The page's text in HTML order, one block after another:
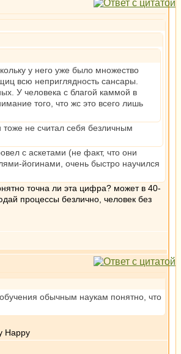
у него уже было множество
всю неприглядность сансары.
У человека с благой каммой в
того, что жс это всего лишь
тоже не считал себя безличным
с аскетами (не факт, что они
йогинами, очень быстро научился
точна ли эта цифра? может в 40-
процессы безлично, человек без
обычным наукам понятно, что